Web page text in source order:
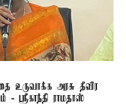
உருவாக்க அரசு தீவிர
- ஸ்ரீகாந்தி ராமதாஸ்